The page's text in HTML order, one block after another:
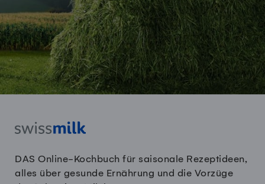
DAS Online-Kochbuch für saisonale Rezeptideen,
alles über gesunde Ernährung und die Vorzüge